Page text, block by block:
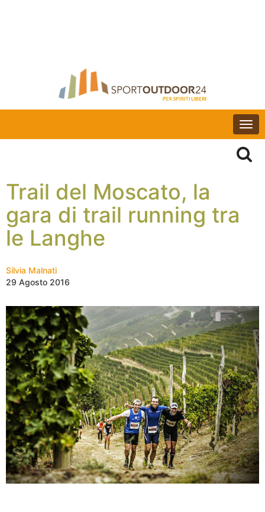
Trail del Moscato, la
gara di trail running tra
le Langhe
Silvia Malnati
29 Agosto 2016